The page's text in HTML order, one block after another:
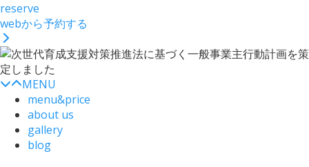
reserve
webから予約する
MENU
menu&price
about us
gallery
blog